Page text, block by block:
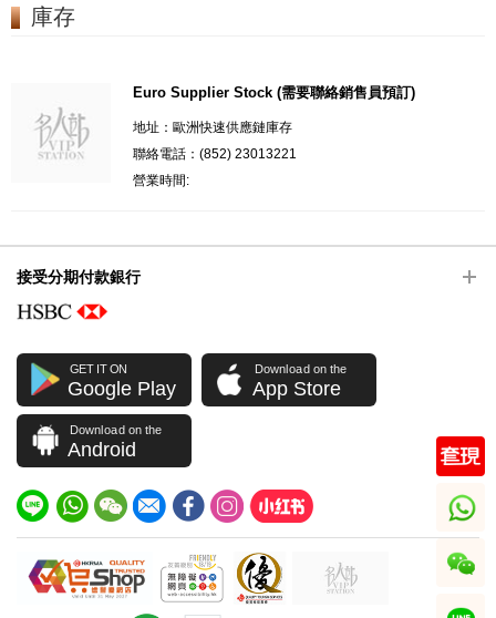
庫存
Euro Supplier Stock (需要聯絡銷售員預訂)
地址：歐洲快速供應鏈庫存
聯絡電話：(852) 23013221
營業時間:
接受分期付款銀行
GET IT ON
Google Play
Download on the
App Store
Download on the
Android
whatsapp